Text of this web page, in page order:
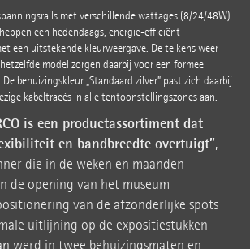
met verschillende wattages (8/24/48W)
een hedendaags, energie-efficiënt
een uitstekende kleurweergave. De telkens weer
model zorgen daarbij voor een formeel
behuizingskleur „Standaard zilver” past zich daarbij
kabeltracés in alle tentoonstellingszones aan.
is een productassortiment dat
en bandbreedte overtuigt”,
die in de weken en maanden
de opening van het museum
van de afzonderlijke spots
uitlijning op de expositiestukken
werd in twee behuizingsmaten en